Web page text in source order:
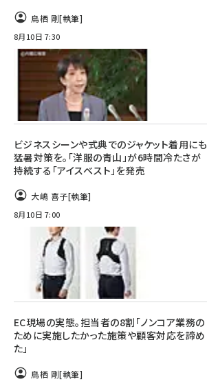
鳥栖 剛[執筆]
8月10日 7:30
ビジネスシーンや式典でのジャケット着用にも
猛暑対策を。「洋服の青山」が6時間冷たさが
持続する「アイスベスト」を発売
大嶋 喜子[執筆]
8月10日 7:00
EC現場の実態。担当者の8割「ノンコア業務の
ために実施したかった施策や顧客対応を諦め
た」
鳥栖 剛[執筆]